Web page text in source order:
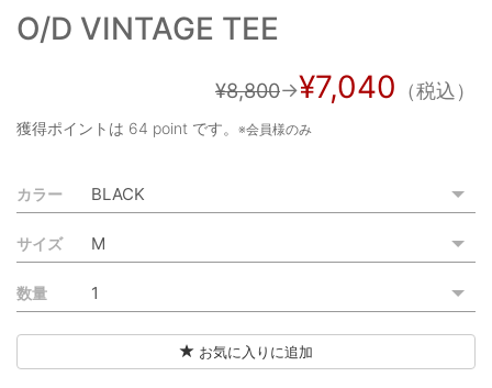
特定商取引法に基づく表記
ご利用規約
お問い合わせ
O/D VINTAGE TEE
¥8,800→¥7,040 （税込）
獲得ポイントは 64 point です。 ※会員様のみ
カラー
サイズ
数量
お気に入りに追加